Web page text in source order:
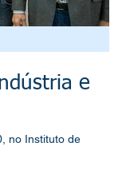
e
no Instituto de